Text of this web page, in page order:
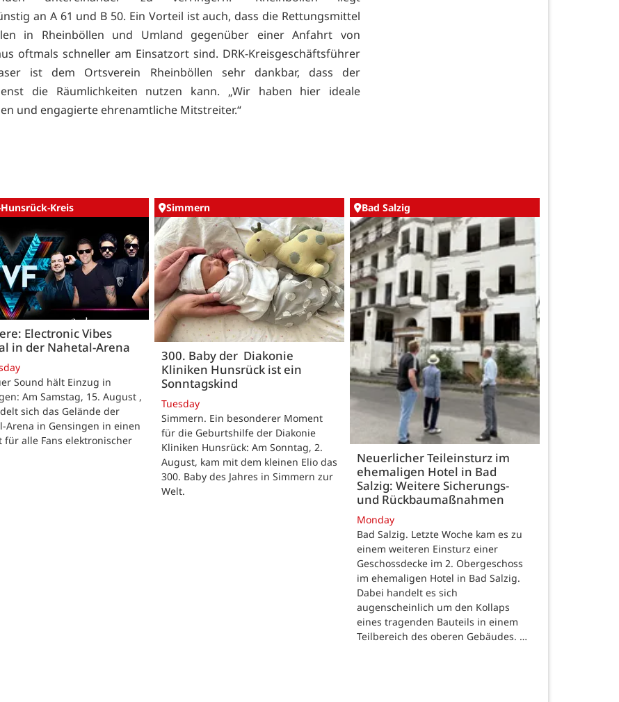
an A 61 und B 50. Ein Vorteil ist auch, dass die Rettungsmittel
in Rheinböllen und Umland gegenüber einer Anfahrt von
oftmals schneller am Einsatzort sind. DRK-Kreisgeschäftsführer
ist dem Ortsverein Rheinböllen sehr dankbar, dass der
die Räumlichkeiten nutzen kann. „Wir haben hier ideale
und engagierte ehrenamtliche Mitstreiter.“
Kreis
Electronic Vibes
in der Nahetal-Arena
Sound hält Einzug in
Am Samstag, 15. August ,
sich das Gelände der
Arena in Gensingen in einen
für alle Fans elektronischer
Simmern
300. Baby der Diakonie
Kliniken Hunsrück ist ein
Sonntagskind
Tuesday
Simmern. Ein besonderer Moment
für die Geburtshilfe der Diakonie
Kliniken Hunsrück: Am Sonntag, 2.
August, kam mit dem kleinen Elio das
300. Baby des Jahres in Simmern zur
Welt.
Bad Salzig
Neuerlicher Teileinsturz im
ehemaligen Hotel in Bad
Salzig: Weitere Sicherungs-
und Rückbaumaßnahmen
Monday
Bad Salzig. Letzte Woche kam es zu
einem weiteren Einsturz einer
Geschossdecke im 2. Obergeschoss
im ehemaligen Hotel in Bad Salzig.
Dabei handelt es sich
augenscheinlich um den Kollaps
eines tragenden Bauteils in einem
Teilbereich des oberen Gebäudes. …